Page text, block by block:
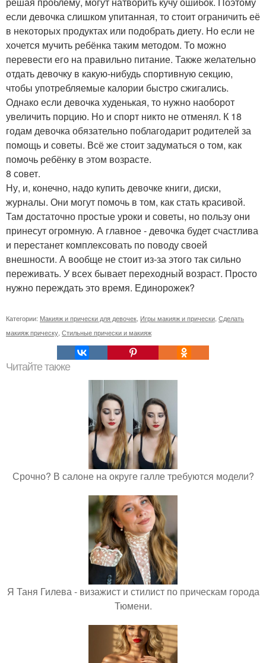
если девочка слишком упитанная, то стоит ограничить её
в некоторых продуктах или подобрать диету. Но если не
хочется мучить ребёнка таким методом. То можно
перевести его на правильно питание. Также желательно
отдать девочку в какую-нибудь спортивную секцию,
чтобы употребляемые калории быстро сжигались.
Однако если девочка худенькая, то нужно наоборот
увеличить порцию. Но и спорт никто не отменял. К 18
годам девочка обязательно поблагодарит родителей за
помощь и советы. Всё же стоит задуматься о том, как
помочь ребёнку в этом возрасте.
8 совет.
Ну, и, конечно, надо купить девочке книги, диски,
журналы. Они могут помочь в том, как стать красивой.
Там достаточно простые уроки и советы, но пользу они
принесут огромную. А главное - девочка будет счастлива
и перестанет комплексовать по поводу своей
внешности. А вообще не стоит из-за этого так сильно
переживать. У всех бывает переходный возраст. Просто
нужно переждать это время. Единорожек?
Категории: Макияж и прически для девочек Игры макияж и прически Сделать
макияж прическу Стильные прически и макияж
Читайте также
Срочно? В салоне на округе галле требуются модели?
Я Таня Гилева - визажист и стилист по прическам города
Тюмени.